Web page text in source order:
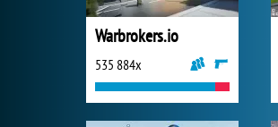
Warbrokers.io
535 884x